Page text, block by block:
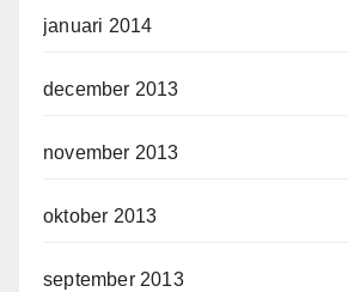
januari 2014
december 2013
november 2013
oktober 2013
september 2013